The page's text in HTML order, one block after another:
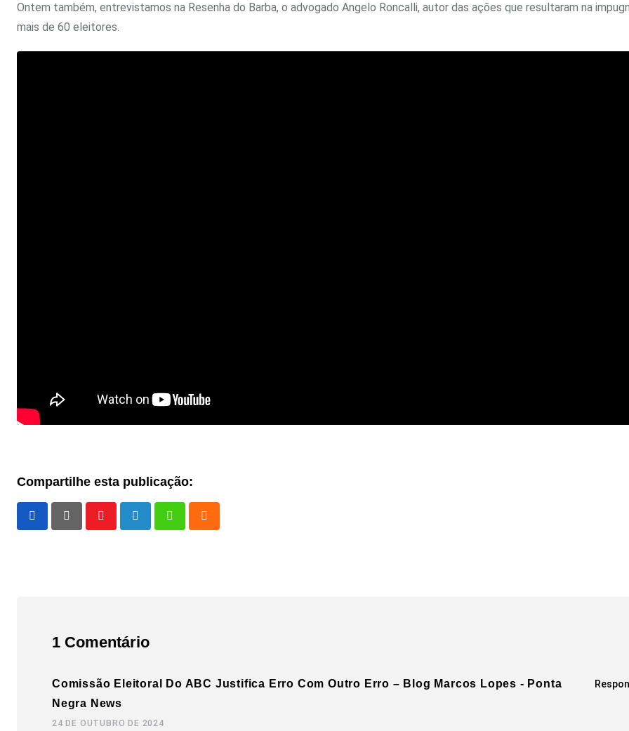
Ontem também, entrevistamos na Resenha do Barba, o advogado Angelo Roncalli, autor das ações que resultaram na
mais de 60 eleitores.
Compartilhe esta publicação:
1 Comentário
Comissão Eleitoral Do ABC Justifica Erro Com Outro Erro – Blog Marcos Lopes - Ponta
Negra News
24 DE OUTUBRO DE 2024